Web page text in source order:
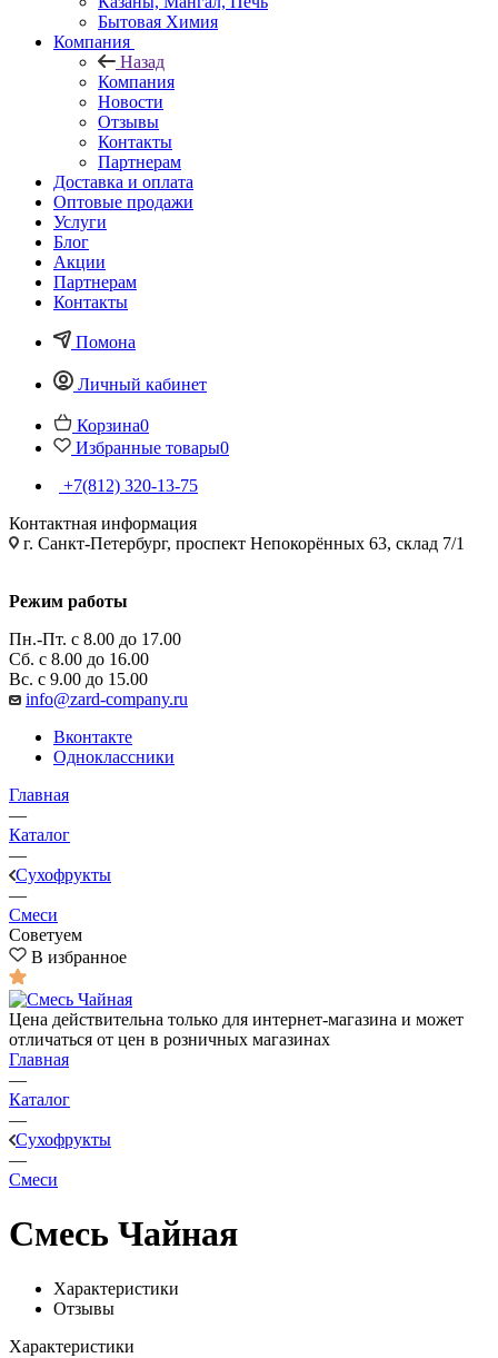
Бытовая Химия
Компания
Назад
Компания
Новости
Отзывы
Контакты
Партнерам
Доставка и оплата
Оптовые продажи
Услуги
Блог
Акции
Партнерам
Контакты
Помона
Личный кабинет
Корзина0
Избранные товары0
+7(812) 320-13-75
Контактная информация
г. Санкт-Петербург, проспект Непокорённых 63, склад 7/1
Режим работы
Пн.-Пт. с 8.00 до 17.00
Сб. с 8.00 до 16.00
Вс. с 9.00 до 15.00
info@zard-company.ru
Вконтакте
Одноклассники
Главная
—
Каталог
—
Сухофрукты
—
Смеси
Советуем
В избранное
Цена действительна только для интернет-магазина и может
отличаться от цен в розничных магазинах
Главная
—
Каталог
—
Сухофрукты
—
Смеси
Смесь Чайная
Характеристики
Отзывы
Характеристики